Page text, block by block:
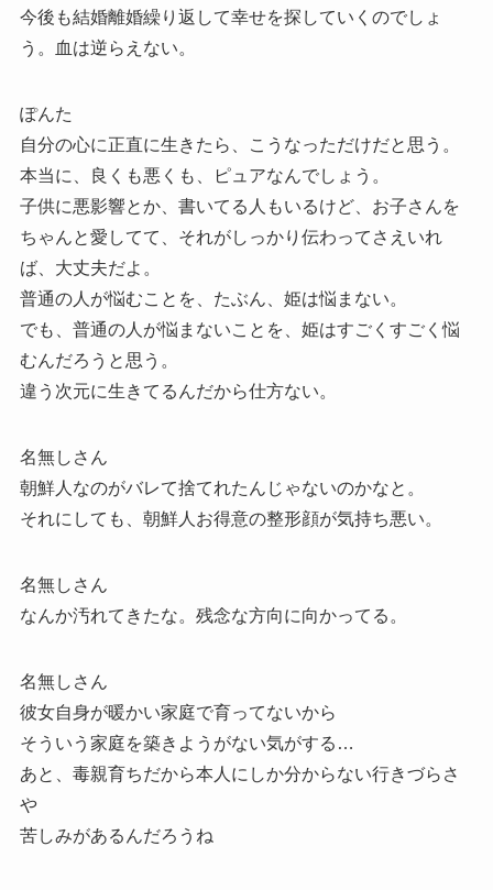
今後も結婚離婚繰り返して幸せを探していくのでしょ
う。血は逆らえない。
ぽんた
自分の心に正直に生きたら、こうなっただけだと思う。
本当に、良くも悪くも、ピュアなんでしょう。
子供に悪影響とか、書いてる人もいるけど、お子さんを
ちゃんと愛してて、それがしっかり伝わってさえいれ
ば、大丈夫だよ。
普通の人が悩むことを、たぶん、姫は悩まない。
でも、普通の人が悩まないことを、姫はすごくすごく悩
むんだろうと思う。
違う次元に生きてるんだから仕方ない。
名無しさん
朝鮮人なのがバレて捨てれたんじゃないのかなと。
それにしても、朝鮮人お得意の整形顔が気持ち悪い。
名無しさん
なんか汚れてきたな。残念な方向に向かってる。
名無しさん
彼女自身が暖かい家庭で育ってないから
そういう家庭を築きようがない気がする…
あと、毒親育ちだから本人にしか分からない行きづらさ
や
苦しみがあるんだろうね